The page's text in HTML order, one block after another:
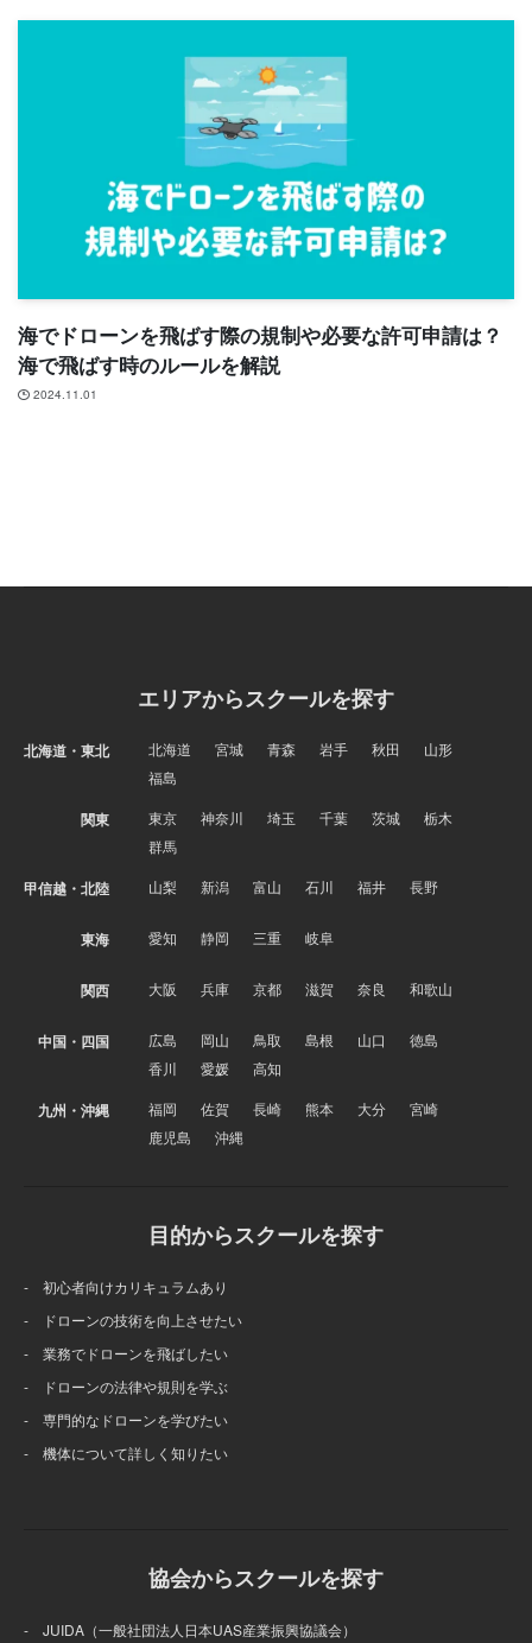
海でドローンを飛ばす際の規制や必要な許可申請は？
海で飛ばす時のルールを解説
2024.11.01
エリアからスクールを探す
北海道・東北 北海道 宮城 青森 岩手 秋田
山形
福島
関東 東京 神奈川 埼玉 千葉 茨城
栃木
群馬
甲信越・北陸 山梨 新潟 富山 石川 福井 長野
東海 愛知 静岡 三重 岐阜
関西 大阪 兵庫 京都 滋賀 奈良 和歌山
中国・四国 広島 岡山 鳥取 島根 山口
徳島
香川
愛媛 高知
九州・沖縄 福岡 佐賀 長崎 熊本 大分
宮崎
鹿児島
沖縄
目的からスクールを探す
- 初心者向けカリキュラムあり
- ドローンの技術を向上させたい
- 業務でドローンを飛ばしたい
- ドローンの法律や規則を学ぶ
- 専門的なドローンを学びたい
- 機体について詳しく知りたい
協会からスクールを探す
- JUIDA（一般社団法人日本UAS産業振興協議会）